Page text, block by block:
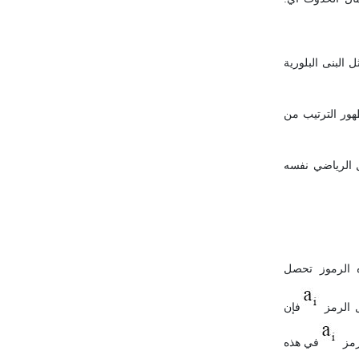
البلورية
الترتيب من
الرياضي نفسه
وكانت هذه الرموز تحصل
فإن
في هذه